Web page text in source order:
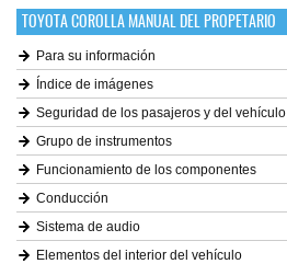
TOYOTA COROLLA MANUAL DEL PROPETARIO
Para su información
Índice de imágenes
Seguridad de los pasajeros y del vehículo
Grupo de instrumentos
Funcionamiento de los componentes
Conducción
Sistema de audio
Elementos del interior del vehículo